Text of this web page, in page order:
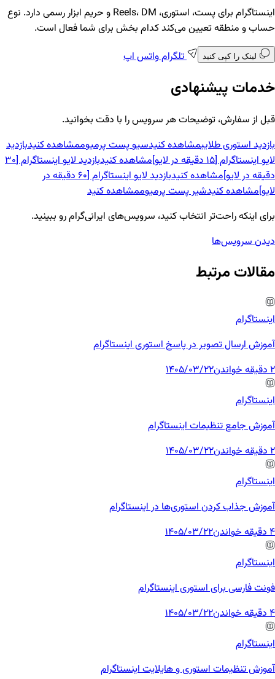
اینستاگرام برای پست، استوری، Reels، DM و حریم ابزار رسمی دارد. نوع
حساب و منطقه تعیین می‌کند کدام بخش برای شما فعال است.
تلگرامواتس اپ
خدمات پیشنهادی
قبل از سفارش، توضیحات هر سرویس را با دقت بخوانید.
بازدید استوری طلاییمشاهده کنیدسیو پست پرمیوممشاهده کنیدبازدید
لایو اینستاگرام [15 دقیقه در لایو]
مشاهده کنید
بازدید لایو اینستاگرام [30
دقیقه در لایو]مشاهده کنید
بازدید لایو اینستاگرام [60 دقیقه در
لایو]مشاهده کنیدشیر پست پرمیوممشاهده کنید
برای اینکه راحت‌تر انتخاب کنید، سرویس‌های ایرانی‌گرام رو ببینید.
دیدن سرویس‌ها
مقالات مرتبط
اینستاگرام
آموزش ارسال تصویر در پاسخ استوری اینستاگرام
2 دقیقه خواندن
1405/03/22
اینستاگرام
آموزش جامع تنظیمات اینستاگرام
2 دقیقه خواندن
1405/03/22
اینستاگرام
آموزش جذاب کردن استوری‌ها در اینستاگرام
4 دقیقه خواندن
1405/03/22
اینستاگرام
فونت فارسی برای استوری اینستاگرام
4 دقیقه خواندن
1405/03/22
اینستاگرام
آموزش تنظیمات استوری و هایلایت اینستاگرام